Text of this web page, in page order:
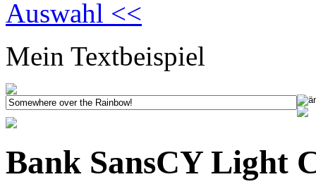
Auswahl <<
Mein Textbeispiel
Bank SansCY Light